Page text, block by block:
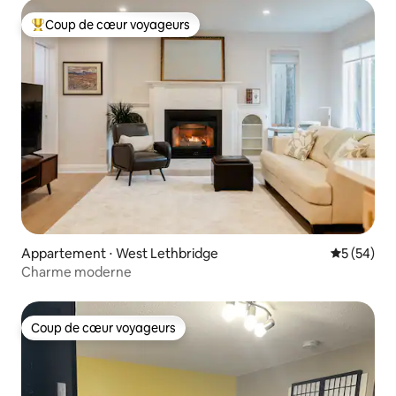
Coups de cœur voyageurs les plus appréciés
Coup de cœur voyageurs
Appartement ⋅ West Lethbridge
5 (54)
Charme moderne
Coup de cœur voyageurs
Coup de cœur voyageurs